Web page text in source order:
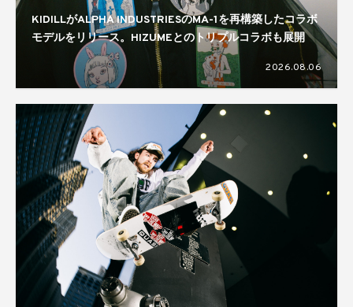
KIDILLがALPHA INDUSTRIESのMA-1を再構築したコラボ
モデルをリリース。HIZUMEとのトリプルコラボも展開
2026.08.06